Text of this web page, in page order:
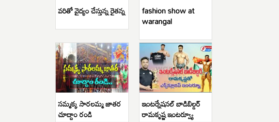
వరితో వైద్యం చేస్తున్న రైతన్న fashion show at
warangal
సమ్మక్క సారలమ్మ జాతర
చూద్దాం రండి
ఇంటర్నేషనల్ బాడిబిల్డర్
రామకృష్ణ ఇంటర్వ్యూ